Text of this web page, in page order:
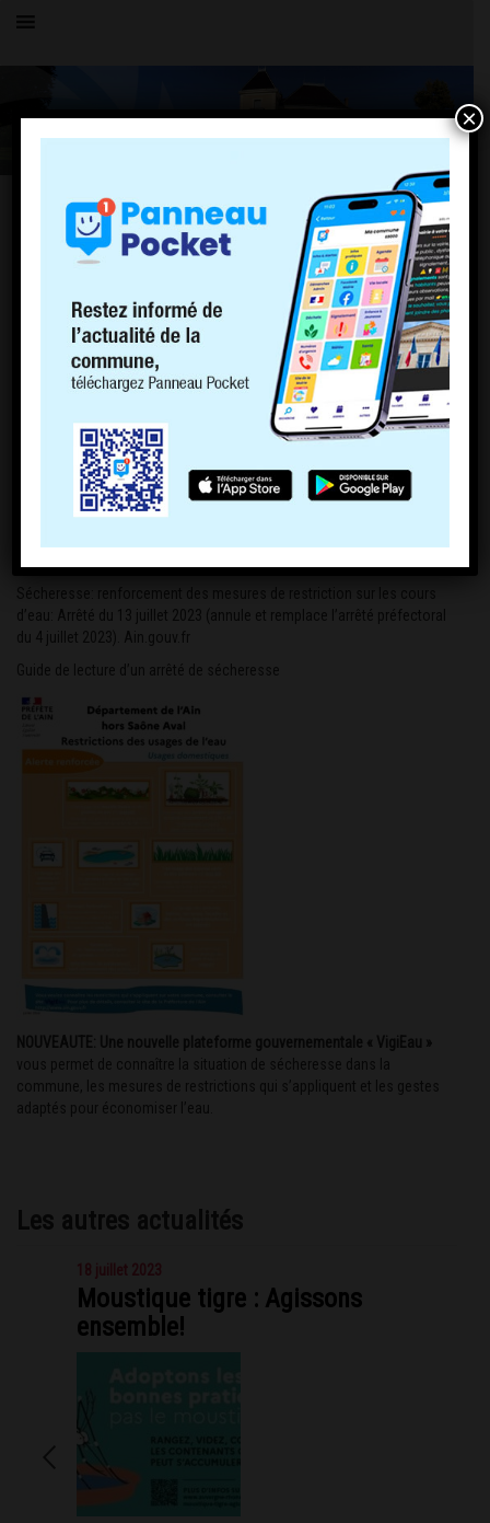
Toutes les actualités
LE VILLAGE
Sécheresse: ALERTE RENFORCÉE
18 juillet 2023
d’eau:
Arrêté du 13 juillet 2023 (annule et remplace l’arrêté préfectoral
du 4 juillet 2023). Ain.gouv.fr
Guide de lecture d’un arrêté de sécheresse
NOUVEAUTE: Une nouvelle plateforme gouvernementale « VigiEau »
vous permet de connaître la situation de sécheresse dans la
commune, les mesures de restrictions qui s’appliquent et les gestes
adaptés pour économiser l’eau.
Les autres actualités
18 juillet 2023
Moustique tigre : Agissons
ensemble!
×